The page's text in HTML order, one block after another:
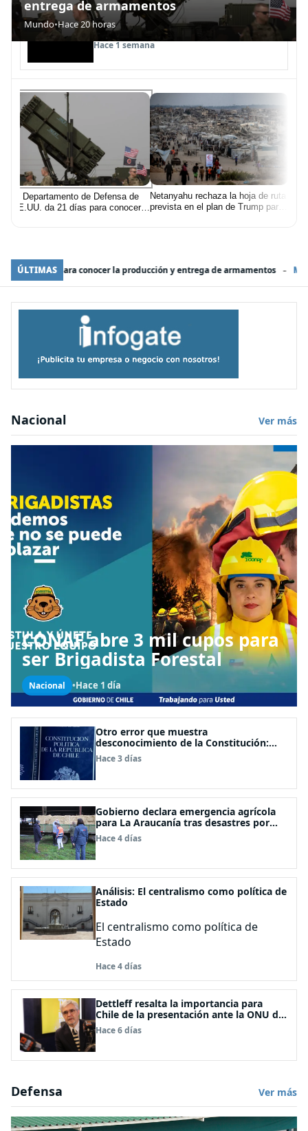
entrega de armamentos
Mundo•Hace 20 horas
Mundo•Hace 20 horas
Política
Hace 21 horas
Gobierno de Milei vende terrenos del
Ejército y Armada en Neuquén y
Ushuaia
Hace 1 semana
El Departamento de Defensa de
EE.UU. da 21 días para conocer
Netanyahu rechaza la hoja de ruta
prevista en el plan de Trump para
ÚLTIMAS
la producción y entrega de armamentos - Mundo:Netanyahu rechaza la
Nacional Ver más
CONAF abre 3 mil cupos para
ser Brigadista Forestal
Nacional •Hace 1 día
Otro error que muestra
desconocimiento de la Constitución:
Artículo 1 consagra resguardar la
seguridad nacional y proteger a los
Hace 3 días
Gobierno declara emergencia agrícola
para La Araucanía tras desastres por
pasos de sistemas frontales
Hace 4 días
Análisis: El centralismo como política de
Estado
El centralismo como política de
Estado
Hace 4 días
Dettleff resalta la importancia para
Chile de la presentación ante la ONU de
la Plataforma Continental Extendida del
Archipiélago Juan Fernández
Hace 6 días
Defensa Ver más